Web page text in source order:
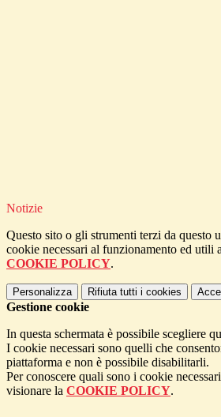
Notizie
Questo sito o gli strumenti terzi da questo
cookie necessari al funzionamento ed utili
COOKIE POLICY.
Personalizza Rifiuta tutti i cookies
Gestione cookie
In questa schermata è possibile scegliere
I cookie necessari sono quelli che
piattaforma e non è possibile disabilitarli.
Per conoscere quali sono i cookie
visionare la COOKIE POLICY.